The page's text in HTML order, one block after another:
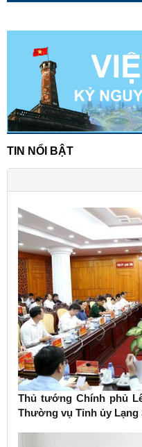
TIN NỔI BẬT
Thủ tướng Chính phủ
Thường vụ Tỉnh ủy Lạng